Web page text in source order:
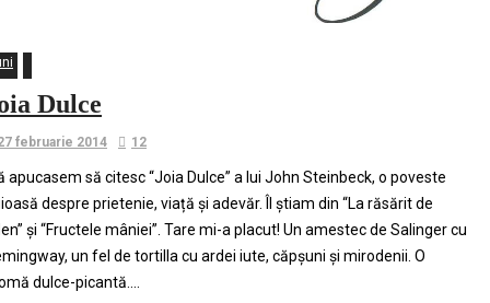
Dulce
februarie 2014 12
apucasem să citesc “Joia Dulce” a lui John Steinbeck, o poveste
despre prietenie, viață și adevăr. Îl știam din “La răsărit de
și “Fructele mâniei”. Tare mi-a placut! Un amestec de Salinger cu
un fel de tortilla cu ardei iute, căpșuni și mirodenii. O
dulce-picantă....